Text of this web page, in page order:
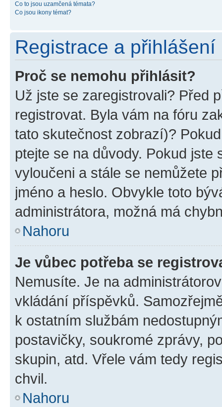
Co to jsou uzamčená témata?
Co jsou ikony témat?
Registrace a přihlášení
Proč se nemohu přihlásit?
Už jste se zaregistrovali? Před
registrovat. Byla vám na fóru
tato skutečnost zobrazí)?
ptejte se na důvody. Pokud jste
vyloučeni a stále se nemůžete
jméno a heslo. Obvykle toto
administrátora, možná má
Nahoru
Je vůbec potřeba se
Nemusíte. Je na
vkládání příspěvků.
k ostatním službám
postavičky, soukromé zprávy,
skupin, atd. Vřele vám tedy
chvil.
Nahoru